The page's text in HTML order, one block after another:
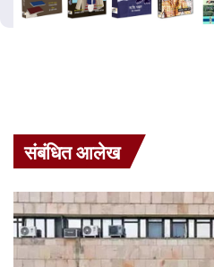
संबंधित आलेख